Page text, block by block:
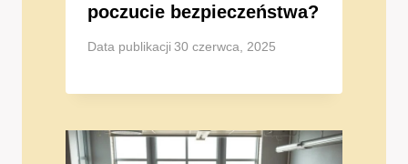
poczucie bezpieczeństwa?
Data publikacji 30 czerwca, 2025